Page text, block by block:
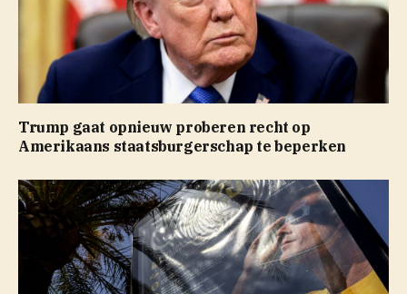
Trump gaat opnieuw proberen recht op
Amerikaans staatsburgerschap te beperken